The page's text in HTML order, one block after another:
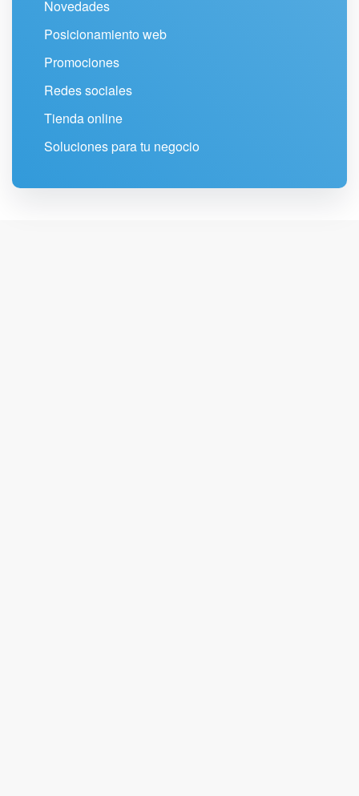
Novedades
Posicionamiento web
Promociones
Redes sociales
Tienda online
Soluciones para tu negocio